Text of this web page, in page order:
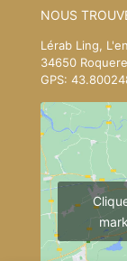
NOUS
Lérab Ling,
34650
GPS: